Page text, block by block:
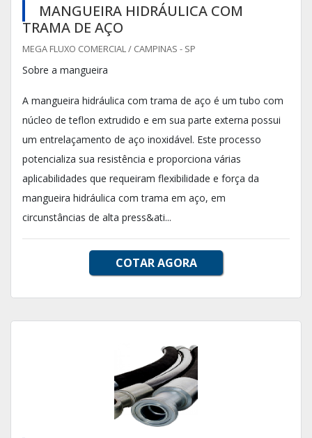
MANGUEIRA HIDRÁULICA COM
TRAMA DE AÇO
MEGA FLUXO COMERCIAL / CAMPINAS - SP
Sobre a mangueira
A mangueira hidráulica com trama de aço é um tubo com
núcleo de teflon extrudido e em sua parte externa possui
um entrelaçamento de aço inoxidável. Este processo
potencializa sua resistência e proporciona várias
aplicabilidades que requeiram flexibilidade e força da
mangueira hidráulica com trama em aço, em
circunstâncias de alta press&ati...
COTAR AGORA